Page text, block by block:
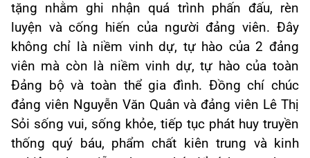
tặng nhằm ghi nhận quá trình phấn đấu, rèn
luyện và cống hiến của người đảng viên. Đây
không chỉ là niềm vinh dự, tự hào của 2 đảng
viên mà còn là niềm vinh dự, tự hào của toàn
Đảng bộ và toàn thể gia đình. Đồng chí chúc
đảng viên Nguyễn Văn Quân và đảng viên Lê Thị
Sỏi sống vui, sống khỏe, tiếp tục phát huy truyền
thống quý báu, phẩm chất kiên trung và kinh